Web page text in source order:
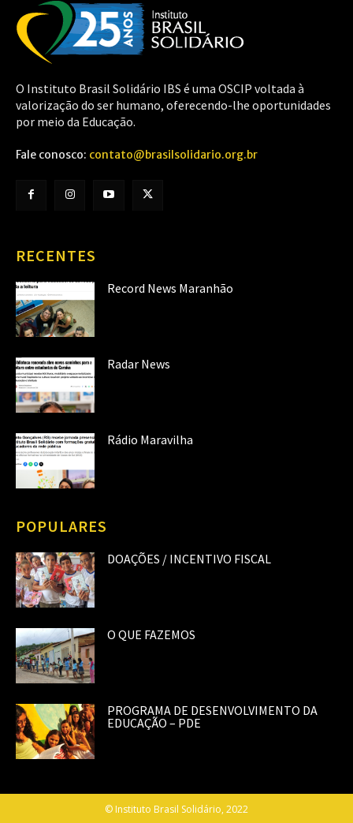
O Instituto Brasil Solidário IBS é uma OSCIP voltada à
valorização do ser humano, oferecendo-lhe oportunidades
por meio da Educação.
Fale conosco: contato@brasilsolidario.org.br
RECENTES
Record News Maranhão
Radar News
Rádio Maravilha
POPULARES
DOAÇÕES / INCENTIVO FISCAL
O QUE FAZEMOS
PROGRAMA DE DESENVOLVIMENTO DA
EDUCAÇÃO – PDE
© Instituto Brasil Solidário, 2022